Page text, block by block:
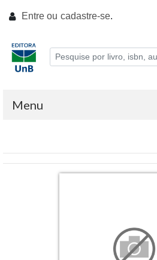
Entre ou cadastre-se.
Menu